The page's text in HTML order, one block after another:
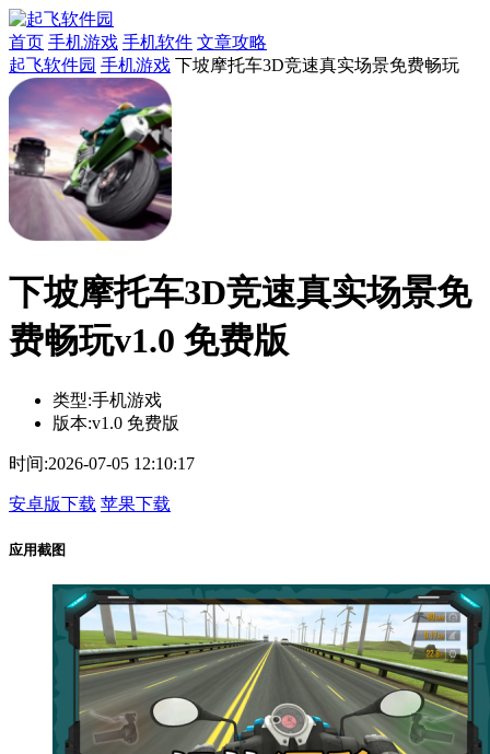
首页 手机游戏 手机软件 文章攻略
起飞软件园 手机游戏 下坡摩托车3D竞速真实场景免费畅玩
下坡摩托车3D竞速真实场景免
费畅玩v1.0 免费版
类型:手机游戏
版本:v1.0 免费版
时间:2026-07-05 12:10:17
安卓版下载 苹果下载
应用截图